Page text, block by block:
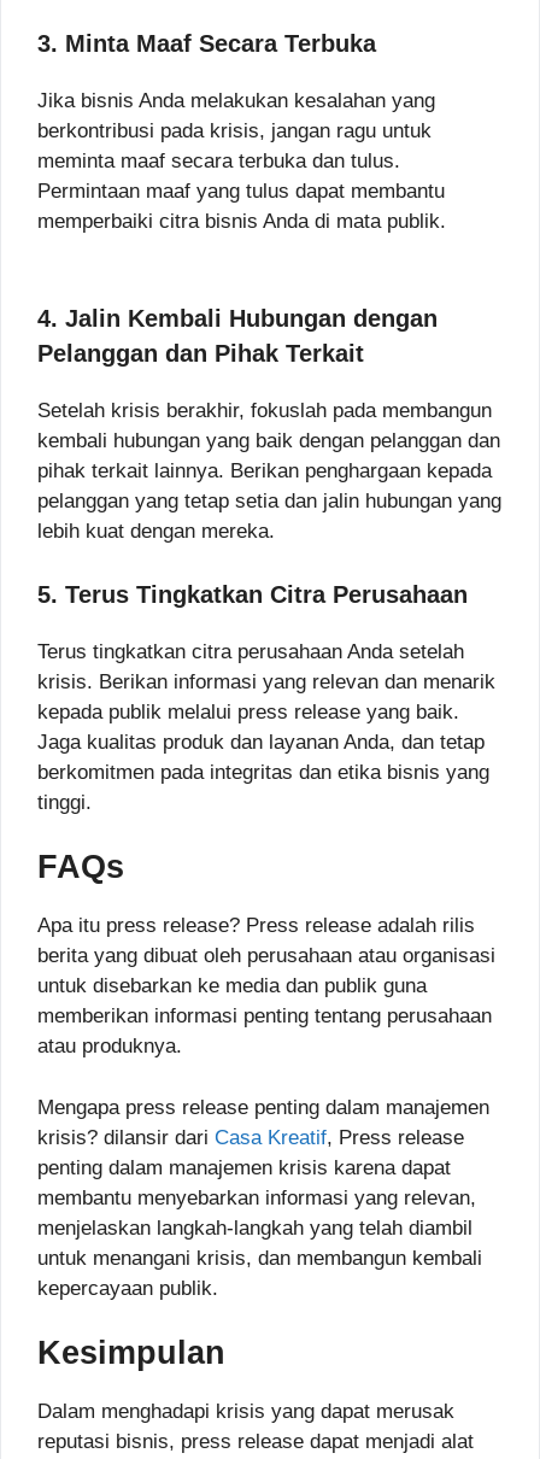
3. Minta Maaf Secara Terbuka
Jika bisnis Anda melakukan kesalahan yang
berkontribusi pada krisis, jangan ragu untuk
meminta maaf secara terbuka dan tulus.
Permintaan maaf yang tulus dapat membantu
memperbaiki citra bisnis Anda di mata publik.
4. Jalin Kembali Hubungan dengan
Pelanggan dan Pihak Terkait
Setelah krisis berakhir, fokuslah pada membangun
kembali hubungan yang baik dengan pelanggan dan
pihak terkait lainnya. Berikan penghargaan kepada
pelanggan yang tetap setia dan jalin hubungan yang
lebih kuat dengan mereka.
5. Terus Tingkatkan Citra Perusahaan
Terus tingkatkan citra perusahaan Anda setelah
krisis. Berikan informasi yang relevan dan menarik
kepada publik melalui press release yang baik.
Jaga kualitas produk dan layanan Anda, dan tetap
berkomitmen pada integritas dan etika bisnis yang
tinggi.
FAQs
Apa itu press release? Press release adalah rilis
berita yang dibuat oleh perusahaan atau organisasi
untuk disebarkan ke media dan publik guna
memberikan informasi penting tentang perusahaan
atau produknya.
Mengapa press release penting dalam manajemen
krisis? dilansir dari Casa Kreatif, Press release
penting dalam manajemen krisis karena dapat
membantu menyebarkan informasi yang relevan,
menjelaskan langkah-langkah yang telah diambil
untuk menangani krisis, dan membangun kembali
kepercayaan publik.
Kesimpulan
Dalam menghadapi krisis yang dapat merusak
reputasi bisnis, press release dapat menjadi alat